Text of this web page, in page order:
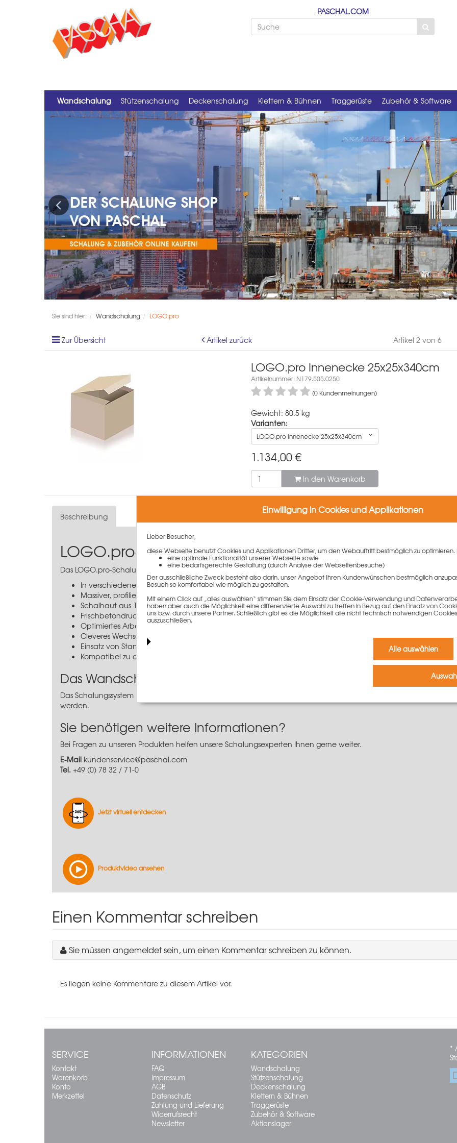
PASCHAL.COM
Wandschalung Stützenschalung Deckenschalung Klettern & Bühnen Traggerüste Zubehör & Software
Previous
Sie sind hier: Wandschalung LOGO.pro
Zur Übersicht Artikel zurück Artikel 2 von 6
LOGO.pro Innenecke 25x25x340cm
Artikelnummer: N179.505.0250
(0 Kundenmeinungen)
Gewicht: 80.5 kg
Varianten:
LOGO.pro Innenecke 25x25x340cm
1.134,00 €
In den Warenkorb
Beschreibung
LOGO.pro-Schalung 340 cm
Das LOGO.pro-Schalungselement 340 cm aus der LOGO-Reihe.
In verschiedenen Breitenabmessungen verfügbar
Massiver, profilierter Flachstahlrahmen
Schalhaut aus 16 mm beschichtetem Birkensperrholz
Frischbetondruckaufnahme von 70 kN/m²
Optimiertes Arbeiten bei beengten Platzverhältnissen
Cleveres Wechselsystem erlaubt einseitiges und beidseitiges Ankern
Einsatz von Standard-Spannmaterial
Kompatibel zu allen PASCHAL-Systemen
Das Wandschalungssystem LOGO.pro
Das Schalungssystem LOGO.pro bietet den Kunden alle Vorteile von einseitig bedienbaren Ankern und kann
werden.
Sie benötigen weitere Informationen?
Bei Fragen zu unseren Produkten helfen unsere Schalungsexperten Ihnen gerne weiter.
E-Mail kundenservice@paschal.com
Tel. +49 (0) 78 32 / 71-0
Jetzt virtuell entdecken
Produktvideo ansehen
Einen Kommentar schreiben
Sie müssen angemeldet sein, um einen Kommentar schreiben zu können.
Es liegen keine Kommentare zu diesem Artikel vor.
SERVICE
Kontakt
Warenkorb
Konto
Merkzettel
INFORMATIONEN
FAQ
Impressum
AGB
Datenschutz
Zahlung und Lieferung
Widerrufsrecht
Newsletter
KATEGORIEN
Wandschalung
Stützenschalung
Deckenschalung
Klettern & Bühnen
Traggerüste
Zubehör & Software
Aktionslager
*
Einwilligung in Cookies und Applikationen
Lieber Besucher,
diese Webseite benutzt Cookies und Applikationen Dritter, um den Webauftritt bestmöglich zu optimieren.
eine optimale Funktionalität unserer Webseite sowie
eine bedarfsgerechte Gestaltung (durch Analyse der Webseitenbesuche)
Der ausschließliche Zweck besteht also darin, unser Angebot Ihren Kundenwünschen bestmöglich
Besuch so komfortabel wie möglich zu gestalten.
Mit einem Click auf „alles auswählen“ stimmen Sie dem Einsatz der Cookie-Verwendung und
haben aber auch die Möglichkeit eine differenzierte Auswahl zu treffen in Bezug auf den Einsatz von
uns bzw. durch unsere Partner. Schließlich gibt es die Möglichkeit alle nicht technisch notwendigen
auszuschließen.
Alle auswählen